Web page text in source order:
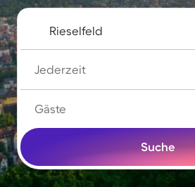
Jederzeit
Gäste
Suche